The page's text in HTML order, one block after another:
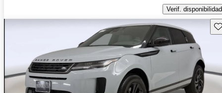
Verif. disponibilidad